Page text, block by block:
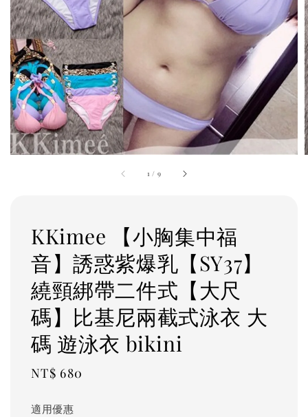
1 / 9
KKimee 【小胸集中福
音】誘惑紫爆乳【SY37】
繞頸綁帶二件式【大尺
碼】比基尼兩截式泳衣 大
碼 遊泳衣 bikini
Regular
NT$ 680
適用優惠